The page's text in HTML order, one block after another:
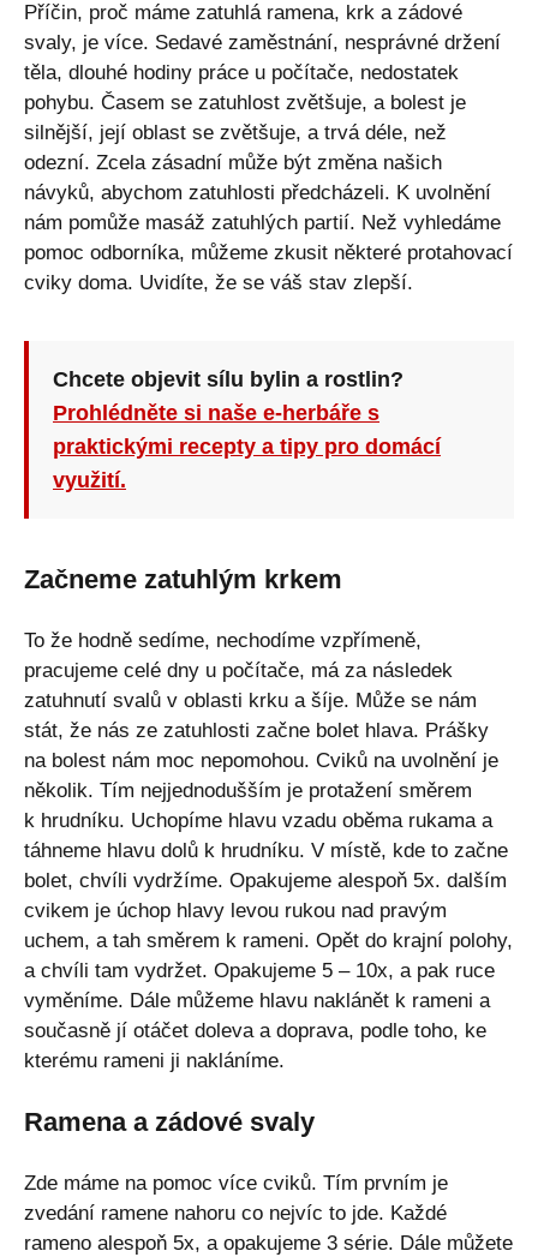
Příčin, proč máme zatuhlá ramena, krk a zádové
svaly, je více. Sedavé zaměstnání, nesprávné držení
těla, dlouhé hodiny práce u počítače, nedostatek
pohybu. Časem se zatuhlost zvětšuje, a bolest je
silnější, její oblast se zvětšuje, a trvá déle, než
odezní. Zcela zásadní může být změna našich
návyků, abychom zatuhlosti předcházeli. K uvolnění
nám pomůže masáž zatuhlých partií. Než vyhledáme
pomoc odborníka, můžeme zkusit některé protahovací
cviky doma. Uvidíte, že se váš stav zlepší.
Chcete objevit sílu bylin a rostlin?
Prohlédněte si naše e-herbáře s
praktickými recepty a tipy pro domácí
využití.
Začneme zatuhlým krkem
To že hodně sedíme, nechodíme vzpřímeně,
pracujeme celé dny u počítače, má za následek
zatuhnutí svalů v oblasti krku a šíje. Může se nám
stát, že nás ze zatuhlosti začne bolet hlava. Prášky
na bolest nám moc nepomohou. Cviků na uvolnění je
několik. Tím nejjednodušším je protažení směrem
k hrudníku. Uchopíme hlavu vzadu oběma rukama a
táhneme hlavu dolů k hrudníku. V místě, kde to začne
bolet, chvíli vydržíme. Opakujeme alespoň 5x. dalším
cvikem je úchop hlavy levou rukou nad pravým
uchem, a tah směrem k rameni. Opět do krajní polohy,
a chvíli tam vydržet. Opakujeme 5 – 10x, a pak ruce
vyměníme. Dále můžeme hlavu naklánět k rameni a
současně jí otáčet doleva a doprava, podle toho, ke
kterému rameni ji nakláníme.
Ramena a zádové svaly
Zde máme na pomoc více cviků. Tím prvním je
zvedání ramene nahoru co nejvíc to jde. Každé
rameno alespoň 5x, a opakujeme 3 série. Dále můžete